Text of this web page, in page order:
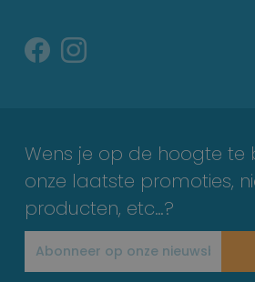
Wens je op de hoogte te
onze laatste promoties,
producten, etc…?